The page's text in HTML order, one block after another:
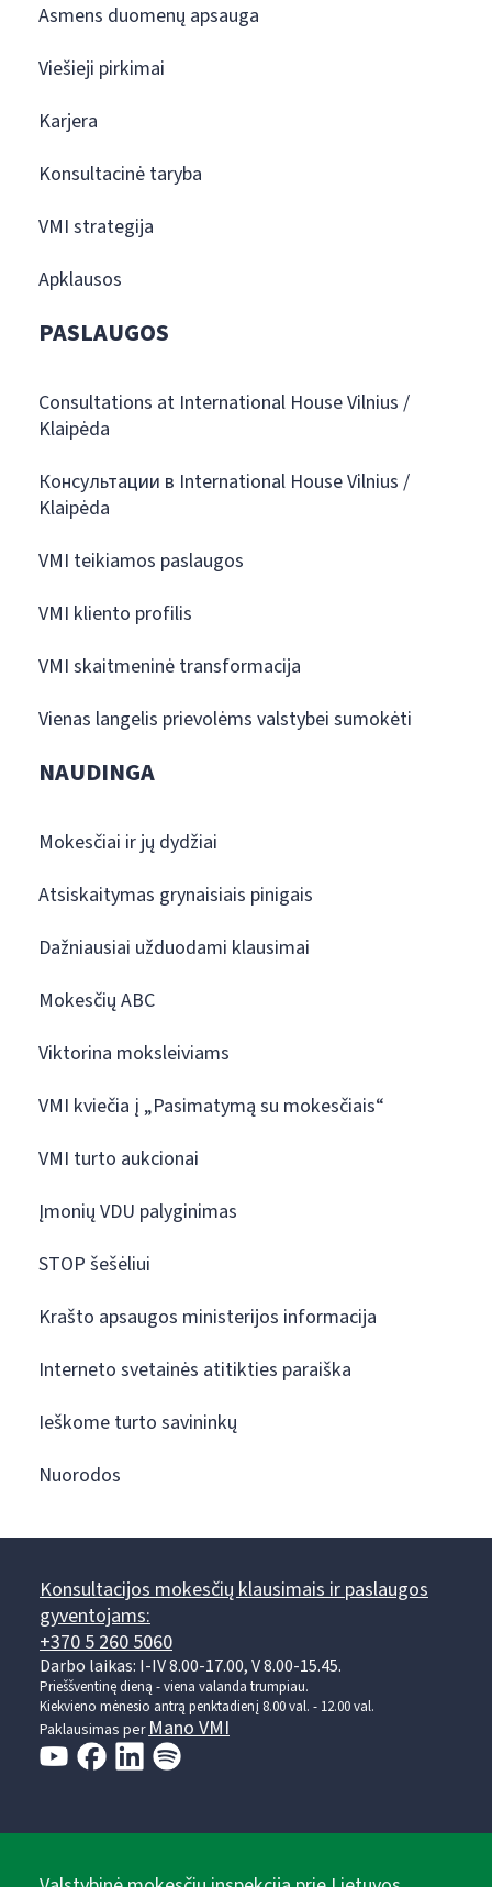
Asmens duomenų apsauga
Viešieji pirkimai
Karjera
Konsultacinė taryba
VMI strategija
Apklausos
PASLAUGOS
Consultations at International House Vilnius /
Klaipėda
Консультации в International House Vilnius /
Klaipėda
VMI teikiamos paslaugos
VMI kliento profilis
VMI skaitmeninė transformacija
Vienas langelis prievolėms valstybei sumokėti
NAUDINGA
Mokesčiai ir jų dydžiai
Atsiskaitymas grynaisiais pinigais
Dažniausiai užduodami klausimai
Mokesčių ABC
Viktorina moksleiviams
VMI kviečia į „Pasimatymą su mokesčiais“
VMI turto aukcionai
Įmonių VDU palyginimas
STOP šešėliui
Krašto apsaugos ministerijos informacija
Interneto svetainės atitikties paraiška
Ieškome turto savininkų
Nuorodos
Konsultacijos mokesčių klausimais ir paslaugos
gyventojams:
+370 5 260 5060
Darbo laikas: I-IV 8.00-17.00, V 8.00-15.45.
Prieššventinę dieną - viena valanda trumpiau.
Kiekvieno mėnesio antrą penktadienį 8.00 val. - 12.00 val.
Paklausimas per Mano VMI